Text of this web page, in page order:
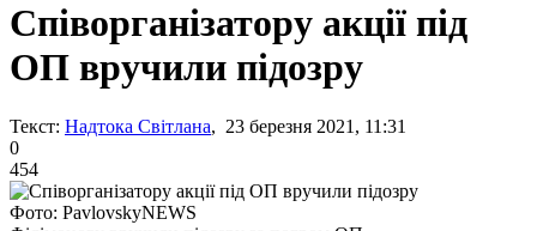
Співорганізатору акції під
ОП вручили підозру
Текст: Надтока Світлана, 23 березня 2021, 11:31
0
454
Фото: PavlovskyNEWS